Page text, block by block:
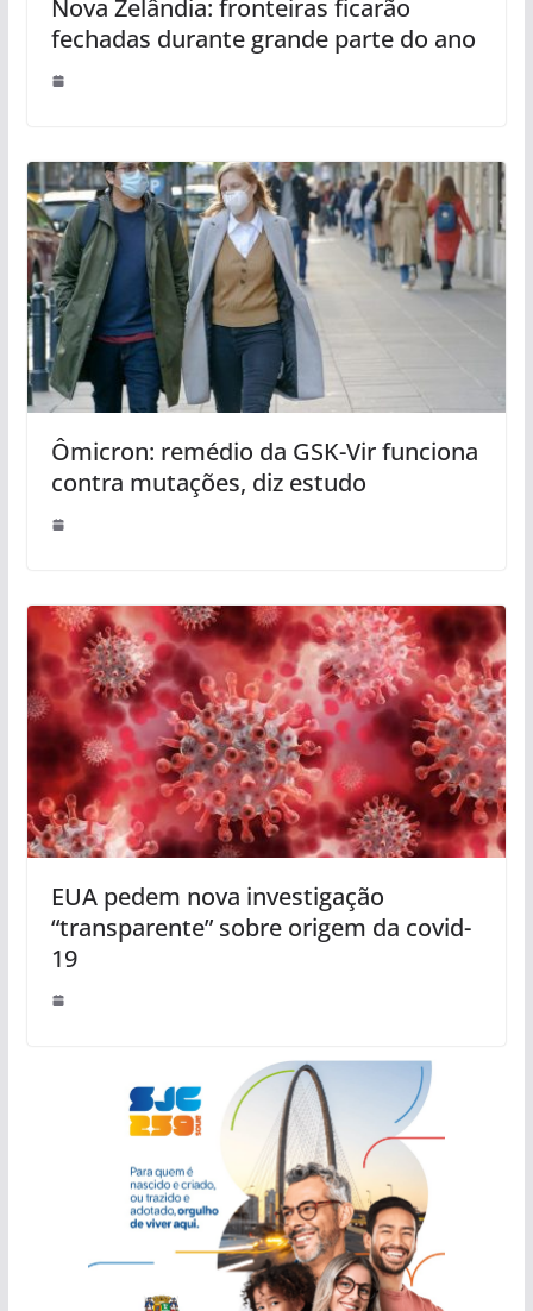
Nova Zelândia: fronteiras ficarão
fechadas durante grande parte do ano
Ômicron: remédio da GSK-Vir funciona
contra mutações, diz estudo
EUA pedem nova investigação
“transparente” sobre origem da covid-
19